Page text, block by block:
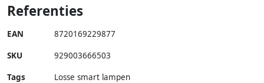
Referenties
EAN 8720169229877
SKU 929003666503
Tags
Losse smart lampen